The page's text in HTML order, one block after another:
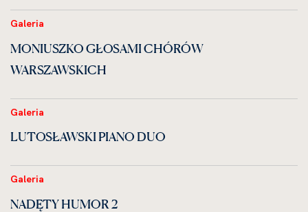
Galeria
MONIUSZKO GŁOSAMI CHÓRÓW
WARSZAWSKICH
Galeria
LUTOSŁAWSKI PIANO DUO
Galeria
NADĘTY HUMOR 2